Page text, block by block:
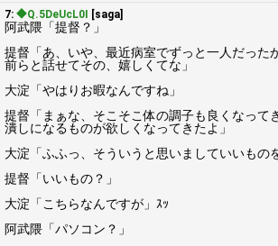
7: ◆Q.5DeUcL0I [saga]
阿武隈「提督？」
提督「あ、いや、最近病室でずっと一人だった
前らと話せてその、嬉しくてな」
大淀「やはりお暇なんですね」
提督「まぁな、そこそこ体の調子も良くなって
潰しになるものが欲しくなってきたよ」
大淀「ふふっ、そういうと思いましていいもの
提督「いいもの？」
大淀「こちらなんですが」ｽｯ
阿武隈「パソコン？」